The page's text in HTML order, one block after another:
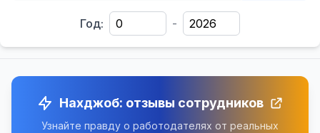
Год: -
Нахджоб: отзывы сотрудников
Узнайте правду о работодателях от реальных